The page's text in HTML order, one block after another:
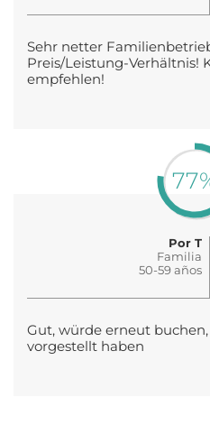
Sehr netter
Preis/Leistung-Verhältnis!
empfehlen!
Por T
Familia
50-59 años
Gut, würde erneut
vorgestellt haben